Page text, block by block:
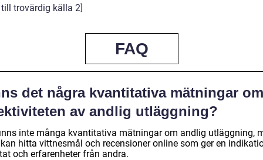
trovärdig källa 2]
FAQ
det några kvantitativa mätningar om
av andlig utläggning?
inte många kvantitativa mätningar om andlig utläggning,
hitta vittnesmål och recensioner online som ger en
och erfarenheter från andra.